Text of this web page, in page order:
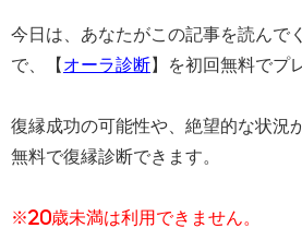
今日は、あなたがこの記事を読んで
で、【 オーラ診断】を初回無料でプ
復縁成功の可能性や、絶望的な状況
無料で復縁診断できます。
※20歳未満は利用できません。